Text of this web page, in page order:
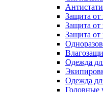
Защита
Защита от
Защита от
Одежда
Одежда
Головные